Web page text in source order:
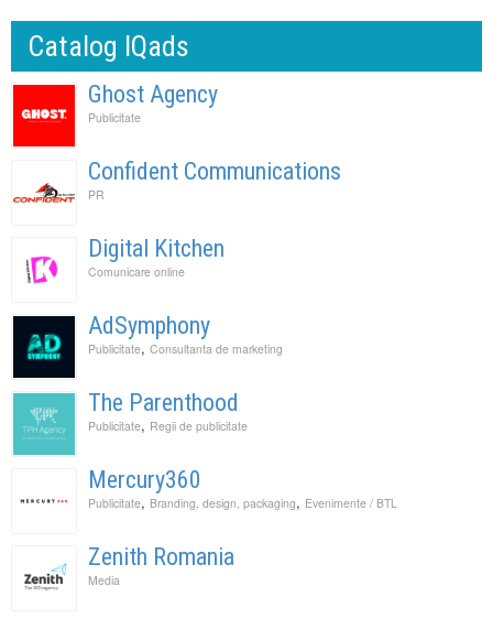
Catalog IQads
Ghost Agency
Publicitate
Confident Communications
PR
Digital Kitchen
Comunicare online
AdSymphony
Publicitate, Consultanta de marketing
The Parenthood
Publicitate, Regii de publicitate
Mercury360
Publicitate, Branding, design, packaging, Evenimente / BTL
Zenith Romania
Media